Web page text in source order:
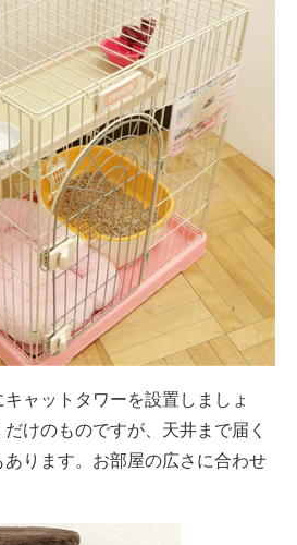
ャットタワーを設置しましょ
けのものですが、天井まで届く
ります。お部屋の広さに合わせ